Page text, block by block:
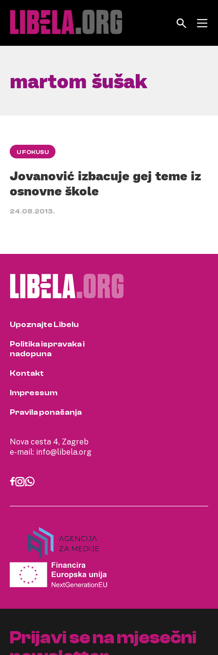
martom šušak
U FOKUSU
Jovanović izbacuje gej teme iz
osnovne škole
24.08.2013.
Nova cesta 4, Zagreb
e-mail: info@libela.org
Upoznajte Libelu
Politika ispravaka i
nadopuna
Kontakt
Impressum
Pravila ponašanja
Prijavi se na mjesečni